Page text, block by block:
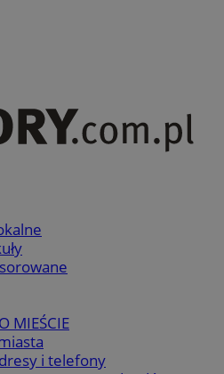
MIEŚCIE
i telefony